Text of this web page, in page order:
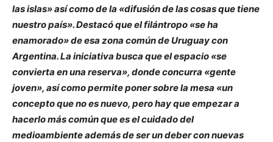
las islas» así como de la «difusión de las cosas que tiene
nuestro país». Destacó que el filántropo «se ha
enamorado» de esa zona común de Uruguay con
Argentina. La iniciativa busca que el espacio «se
convierta en una reserva», donde concurra «gente
joven», así como permite poner sobre la mesa «un
concepto que no es nuevo, pero hay que empezar a
hacerlo más común que es el cuidado del
medioambiente además de ser un deber con nuevas